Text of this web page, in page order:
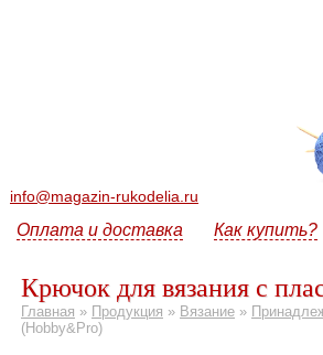
info@magazin-rukodelia.ru
Оплата и доставка Как купить?
Крючок для вязания с
Главная » Продукция » Вязание »
(Hobby&Pro)